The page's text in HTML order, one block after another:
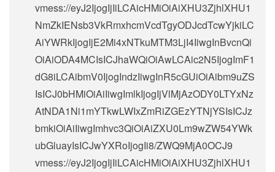
vmess://eyJ2IjogIjIiLCAicHMiOiAiXHU3ZjhlXHU1
NmZkIENsb3VkRmxhcmVcdTgyODJcdTcwYjkiLC
AiYWRkIjogIjE2Mi4xNTkuMTM3LjI4IiwgInBvcnQi
OiAiODA4MCIsICJhaWQiOiAwLCAic2N5IjogImF1
dG8iLCAibmV0IjogIndzIiwgInR5cGUiOiAibm9uZS
IsICJ0bHMiOiAiIiwgImlkIjogIjVlMjAzODY0LTYxNz
AtNDA1Ni1mYTkwLWIxZmRiZGEzYTNjYSIsICJz
bmkiOiAiIiwgImhvc3QiOiAiZXU0Lm9wZW54YWk
ubGluayIsICJwYXRoIjogIi8/ZWQ9MjA0OCJ9
vmess://eyJ2IjogIjIiLCAicHMiOiAiXHU3ZjhlXHU1